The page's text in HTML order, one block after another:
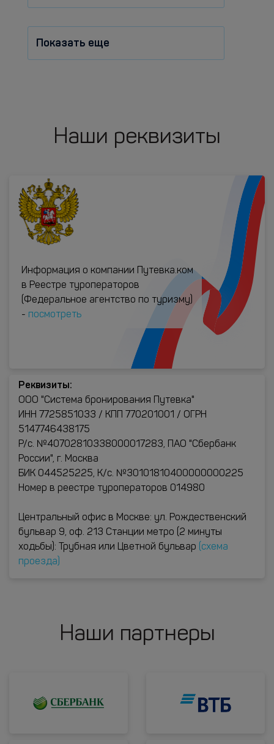
Показать еще
Наши реквизиты
Информация о компании Путевка.ком
в Реестре туроператоров
(Федеральное агентство по туризму)
- посмотреть
Реквизиты:
ООО "Система бронирования Путевка"
ИНН 7725851033 / КПП 770201001 / ОГРН
5147746438175
Р/с. №40702810338000017283, ПАО "Сбербанк
России", г. Москва
БИК 044525225, К/с. №30101810400000000225
Номер в реестре туроператоров 014980
Центральный офис в Москве: ул. Рождественский
бульвар 9, оф. 213 Станции метро (2 минуты
ходьбы): Трубная или Цветной бульвар
(схема
проезда)
Наши партнеры